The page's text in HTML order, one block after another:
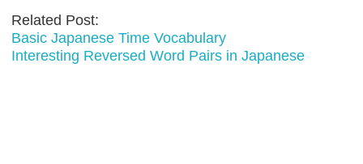
Related Post:
Basic Japanese Time Vocabulary
Interesting Reversed Word Pairs in Japanese